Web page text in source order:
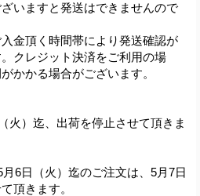
いますと発送はできませんので
金頂く時間帯により発送確認が
クレジット決済をご利用の場
かかる場合がございます。
火）迄、出荷を停止させて頂きま
6日（火）迄のご注文は、5月7日
頂きます。